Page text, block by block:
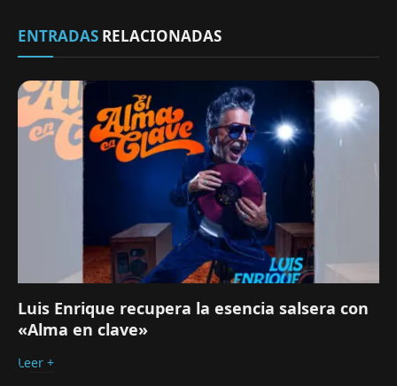
ENTRADAS RELACIONADAS
Luis Enrique recupera la esencia salsera con
«Alma en clave»
Leer +